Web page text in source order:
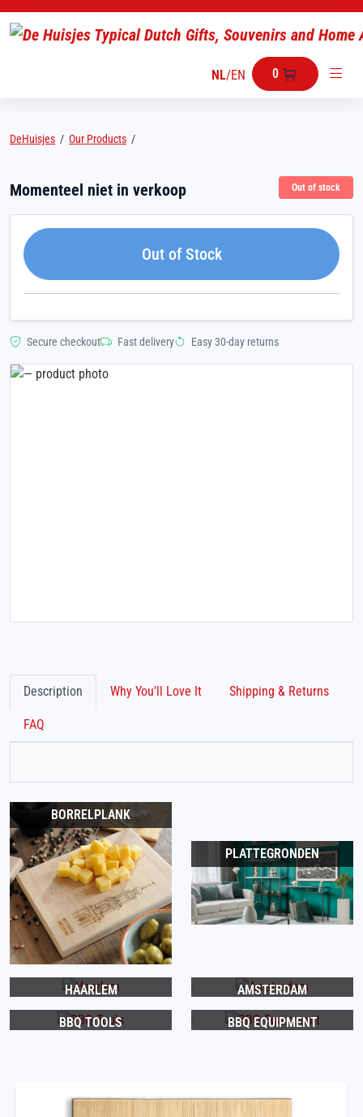
NL/EN 0
DeHuisjes / Our Products /
Momenteel niet in verkoop Out of stock
Out of Stock
Secure checkout Fast delivery Easy 30-day returns
Description Why You'll Love It Shipping & Returns
FAQ
BORRELPLANK
PLATTEGRONDEN
HAARLEM AMSTERDAM
BBQ TOOLS BBQ EQUIPMENT